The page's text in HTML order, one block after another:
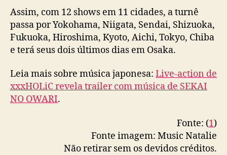
Assim, com 12 shows em 11 cidades, a turnê
passa por Yokohama, Niigata, Sendai, Shizuoka,
Fukuoka, Hiroshima, Kyoto, Aichi, Tokyo, Chiba
e terá seus dois últimos dias em Osaka.
Leia mais sobre música japonesa: Live-action de
xxxHOLiC revela trailer com música de SEKAI
NO OWARI.
Fonte: (1)
Fonte imagem: Music Natalie
Não retirar sem os devidos créditos.